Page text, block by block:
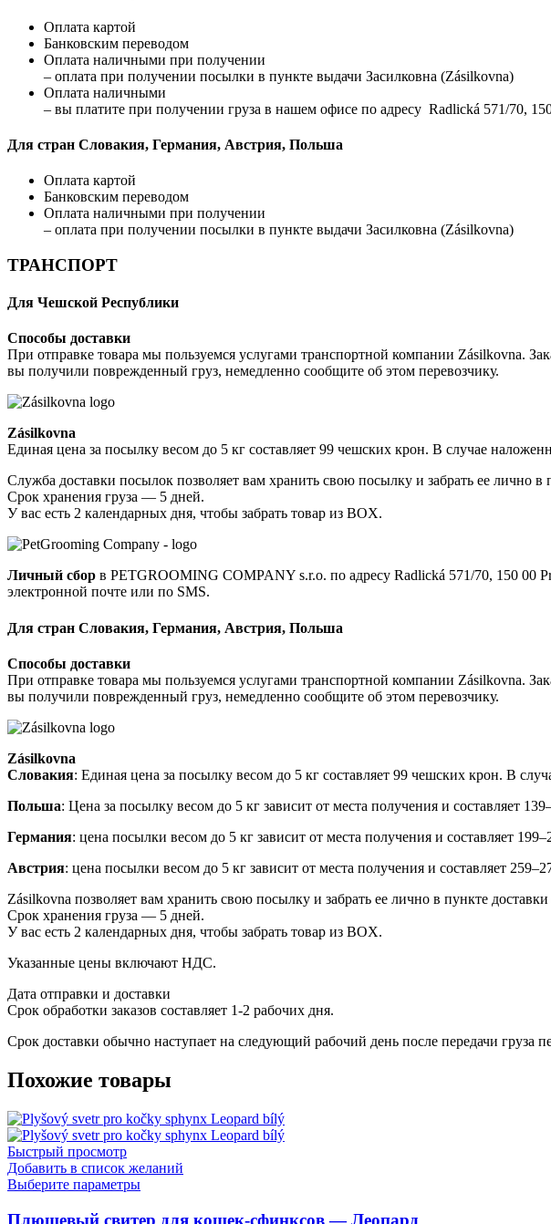
Оплата картой
Банковским переводом
Оплата наличными при получении
– оплата при получении посылки в пункте выдачи Засилковна (Zásilkovna)
Оплата наличными
– вы платите при получении груза в нашем офисе по адресу Radlická 571/70,
Для стран Словакия, Германия, Австрия, Польша
Оплата картой
Банковским переводом
Оплата наличными при получении
– оплата при получении посылки в пункте выдачи Засилковна (Zásilkovna)
ТРАНСПОРТ
Для Чешской Республики
Способы доставки
При отправке товара мы пользуемся услугами транспортной компании Zásilkovna.
вы получили поврежденный груз, немедленно сообщите об этом перевозчику.
Zásilkovna
Единая цена за посылку весом до 5 кг составляет 99 чешских крон. В случае
Служба доставки посылок позволяет вам хранить свою посылку и забрать ее лично
Срок хранения груза — 5 дней.
У вас есть 2 календарных дня, чтобы забрать товар из BOX.
Личный сбор в PETGROOMING COMPANY s.r.o. по адресу Radlická 571/70, 150
электронной почте или по SMS.
Для стран Словакия, Германия, Австрия, Польша
Способы доставки
При отправке товара мы пользуемся услугами транспортной компании Zásilkovna.
вы получили поврежденный груз, немедленно сообщите об этом перевозчику.
Zásilkovna
Словакия: Единая цена за посылку весом до 5 кг составляет 99 чешских крон. В
Польша: Цена за посылку весом до 5 кг зависит от места получения и составляет
Германия: цена посылки весом до 5 кг зависит от места получения и составляет
Австрия: цена посылки весом до 5 кг зависит от места получения и составляет
Zásilkovna позволяет вам хранить свою посылку и забрать ее лично в пункте
Срок хранения груза — 5 дней.
У вас есть 2 календарных дня, чтобы забрать товар из BOX.
Указанные цены включают НДС.
Дата отправки и доставки
Срок обработки заказов составляет 1-2 рабочих дня.
Срок доставки обычно наступает на следующий рабочий день после передачи груза
Похожие товары
Быстрый просмотр
Добавить в список желаний
Выберите параметрыЭтот
имеет
Плюшевый свитер для кошек-сфинксов — Леопард